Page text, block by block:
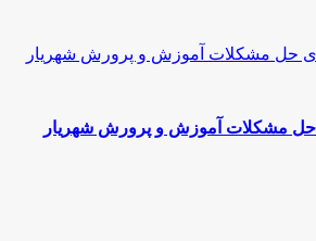
حل مشکلات آموزش و پرورش شهریار